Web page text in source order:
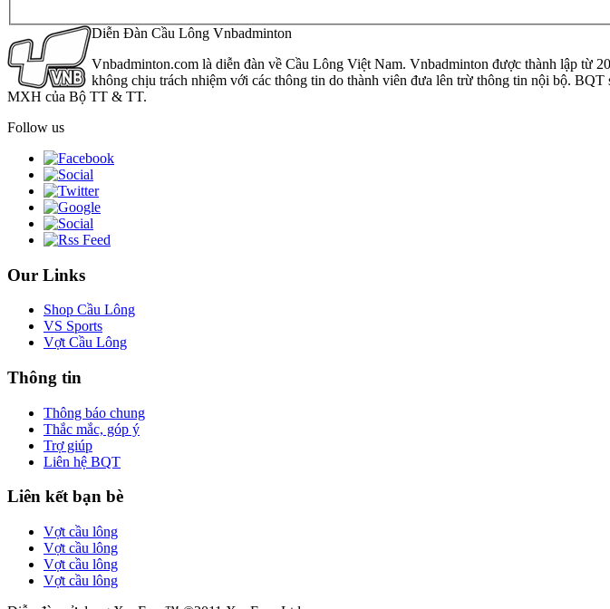
Diễn Đàn Cầu Lông Vnbadminton
Vnbadminton.com là diễn đàn về Cầu Lông Việt Nam. Vnbadminton được thành lập từ
không chịu trách nhiệm với các thông tin do thành viên đưa lên trừ thông tin nội bộ.
MXH của Bộ TT & TT.
Follow us
Our Links
Shop Cầu Lông
VS Sports
Vợt Cầu Lông
Thông tin
Thông báo chung
Thắc mắc, góp ý
Trợ giúp
Liên hệ BQT
Liên kết bạn bè
Vợt cầu lông
Vợt cầu lông
Vợt cầu lông
Vợt cầu lông